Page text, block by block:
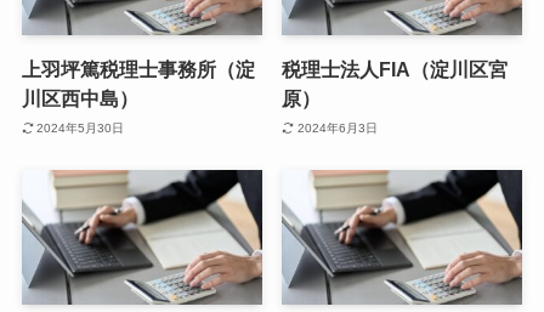
上羽坪篤税理士事務所（淀
川区西中島）
2024年5月30日
税理士法人FIA（淀川区宮
原）
2024年6月3日